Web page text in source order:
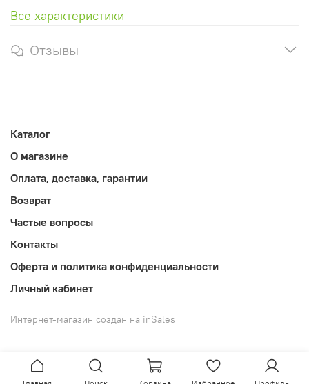
Все характеристики
Отзывы
Каталог
О магазине
Оплата, доставка, гарантии
Возврат
Частые вопросы
Контакты
Оферта и политика конфиденциальности
Личный кабинет
Интернет-магазин создан на inSales